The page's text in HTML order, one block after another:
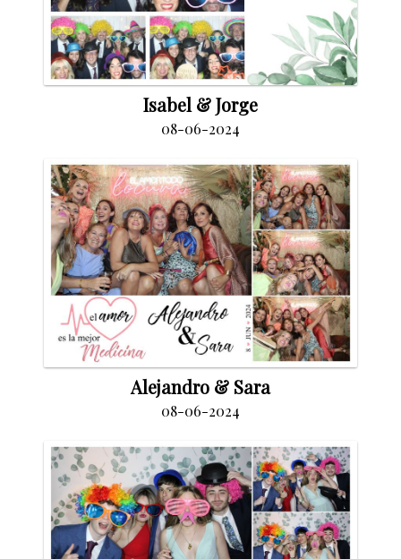
Isabel & Jorge
08-06-2024
Alejandro & Sara
08-06-2024